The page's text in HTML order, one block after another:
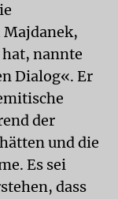
nannte
Dialog«. Er
der
und die
Es sei
dass